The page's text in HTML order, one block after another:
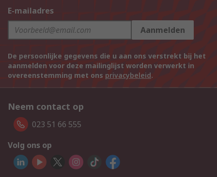
E-mailadres
Aanmelden
De persoonlijke gegevens die u aan ons verstrekt bij het
aanmelden voor deze mailinglijst worden verwerkt in
overeenstemming met ons privacybeleid.
Neem contact op
023 51 66 555
Volg ons op